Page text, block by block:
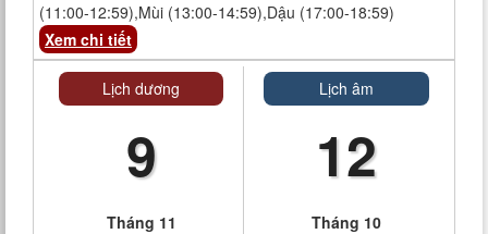
(11:00-12:59),Mùi (13:00-14:59),Dậu (17:00-18:59)
Xem chi tiết
Lịch dương
9
Tháng 11
Lịch âm
12
Tháng 10